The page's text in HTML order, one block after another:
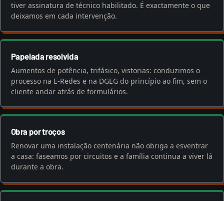
tiver assinatura de técnico habilitado. É exactamente o que
deixamos em cada intervenção.
Papelada resolvida
Aumentos de potência, trifásico, vistorias: conduzimos o
processo na E-Redes e na DGEG do princípio ao fim, sem o
cliente andar atrás de formulários.
Obra por troços
Renovar uma instalação centenária não obriga a esventrar
a casa: faseamos por circuitos e a família continua a viver lá
durante a obra.